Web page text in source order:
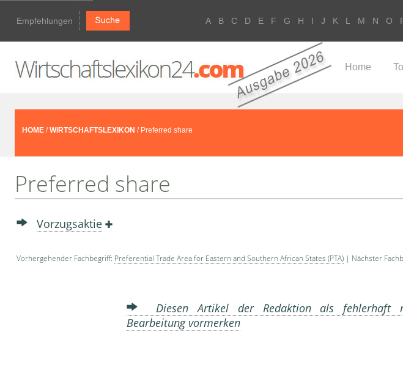
Empfehlungen A B C D E F G H I J K L M N O
Home
HOME /WIRTSCHAFTSLEXIKON / Preferred share
Preferred share
Vorzugsaktie
Vorhergehender Fachbegriff: Preferential Trade Area for Eastern and Southern African States (PTA) | Nächster
Diesen Artikel der Redaktion als fehlerhaft
Bearbeitung vormerken